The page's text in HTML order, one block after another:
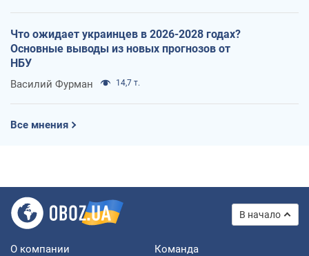
Что ожидает украинцев в 2026-2028 годах?
Основные выводы из новых прогнозов от
НБУ
Василий Фурман 14,7 т.
Все мнения
В начало
О компании Команда